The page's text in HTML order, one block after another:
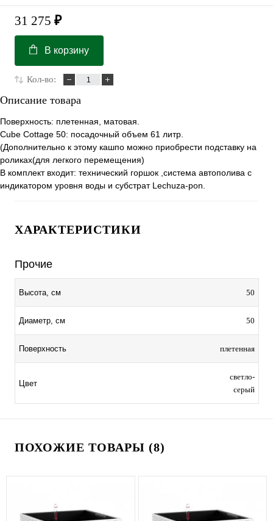
31 275 ₽
В корзину
Кол-во:
Описание товара
Поверхность: плетенная, матовая.
Сube Cottage 50: посадочный объем 61 литр.
(Дополнительно к этому кашпо можно приобрести подставку на
роликах(для легкого перемещения)
В комплект входит: технический горшок ,система автополива с
индикатором уровня воды и субстрат Lechuza-pon.
ХАРАКТЕРИСТИКИ
Прочие
Высота, см 50
Диаметр, см 50
Поверхность плетенная
Цвет
светло-
серый
ПОХОЖИЕ ТОВАРЫ (8)